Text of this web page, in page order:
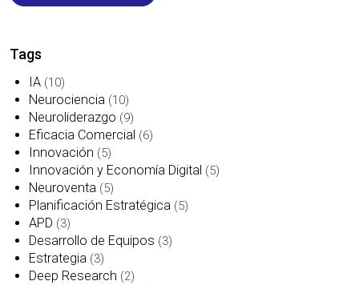
Tags
IA (10)
Neurociencia (10)
Neuroliderazgo (9)
Eficacia Comercial (6)
Innovación (5)
Innovación y Economía Digital (5)
Neuroventa (5)
Planificación Estratégica (5)
APD (3)
Desarrollo de Equipos (3)
Estrategia (3)
Deep Research (2)